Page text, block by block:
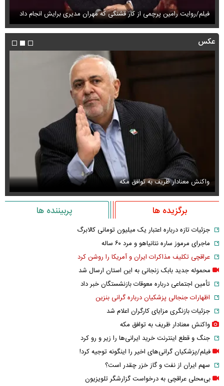
فیلم/روایت رامین پرچمی از کار قشنگی که مهران مدیری برایش انجام داد
عکس
واکنش معنادار ظریف به توافق مکه
برگزیده ها پربیننده ها
جزئیات تازه درباره اعتبار یک میلیون تومانی کالابرگ
ماجرای مرموز ساره نتانیاهو و مرد ۶۰ ساله
عراقچی تکلیف مذاکرات ایران و آمریکا را روشن کرد
محموله جدید بابک زنجانی به این استان ارسال شد
تأمین اجتماعی درباره معوقات بازنشستگان خبر داد
اظهارات جنجالی پزشکیان درباره گرانی بنزین
جزئیات بازنگری مزایای کارگران اعلام شد
واکنش معنادار ظریف به توافق مکه
جنگ و قطع اینترنت خرید ایرانی‌ها را زیر و رو کرد
فیلم/پزشکیان گرانی‌های اخیر را اینگونه توجیه کرد!
سهم ایران از نفت و گاز خزر چقدر است؟
بی‌محلی عراقچی به درخواست گزارشگر تلویزیون